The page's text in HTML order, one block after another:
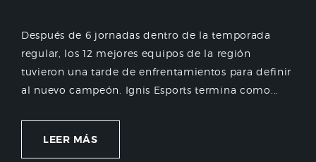
Después de 6 jornadas dentro de la temporada
regular, los 12 mejores equipos de la región
tuvieron una tarde de enfrentamientos para definir
al nuevo campeón. Ignis Esports termina como...
LEER MÁS